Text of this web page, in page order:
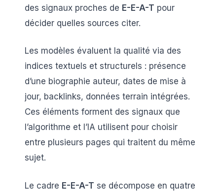
des signaux proches de E-E-A-T pour
décider quelles sources citer.
Les modèles évaluent la qualité via des
indices textuels et structurels : présence
d’une biographie auteur, dates de mise à
jour, backlinks, données terrain intégrées.
Ces éléments forment des signaux que
l’algorithme et l’IA utilisent pour choisir
entre plusieurs pages qui traitent du même
sujet.
Le cadre E-E-A-T se décompose en quatre